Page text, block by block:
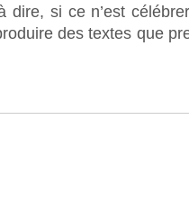
dire, si ce n’est
des textes que